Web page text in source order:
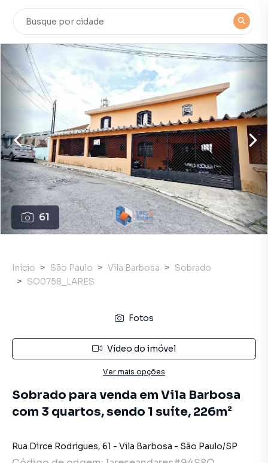
61
Início São Paulo Vila Barbosa
Sobrado
SO0758_LARES
Fotos
Vídeo do imóvel
Ver mais opções
Sobrado para venda em Vila Barbosa
com 3 quartos, sendo 1 suíte, 226m²
Rua Dirce Rodrigues, 61 - Vila Barbosa - São Paulo/SP